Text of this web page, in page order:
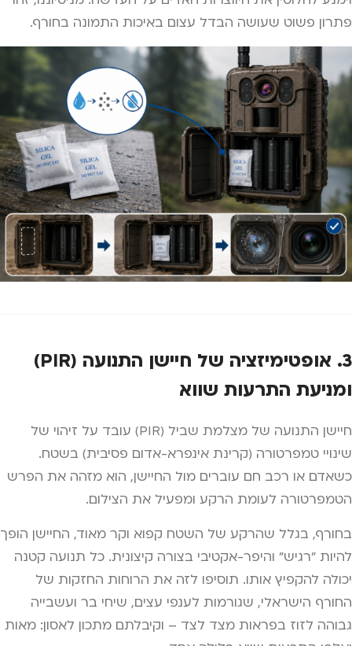
פתרון פשוט שעושה הבדל עצום באיכות התמונה בחורף.
3. אופטימיזציה של חיישן התנועה (PIR)
ומניעת התרעות שווא
חיישן התנועה של מצלמת שביל (PIR) עובד על זיהוי של
שינויי טמפרטורה (קרינת אינפרא-אדום פסיבית) בשטח.
כשאדם או רכב חם עוברים מול החיישן, הוא מזהה את הפרש
הטמפרטורה לעומת הרקע ומפעיל את הצילום.
בחורף, בגלל שהרקע של השטח קפוא וקר מאוד, החיישן הופך
להיות "רגיש" והיפר-אקטיבי בצורה קיצונית. כל תנועה קטנה
יכולה להקפיץ אותו. תוסיפו לזה את הרוחות החזקות של
החורף הישראלי, שגורמות לענפי עצים, שיחי בר ועשבייה
גבוהה לזוז בפראות מצד לצד – וקיבלתם מתכון לאסון: מאות